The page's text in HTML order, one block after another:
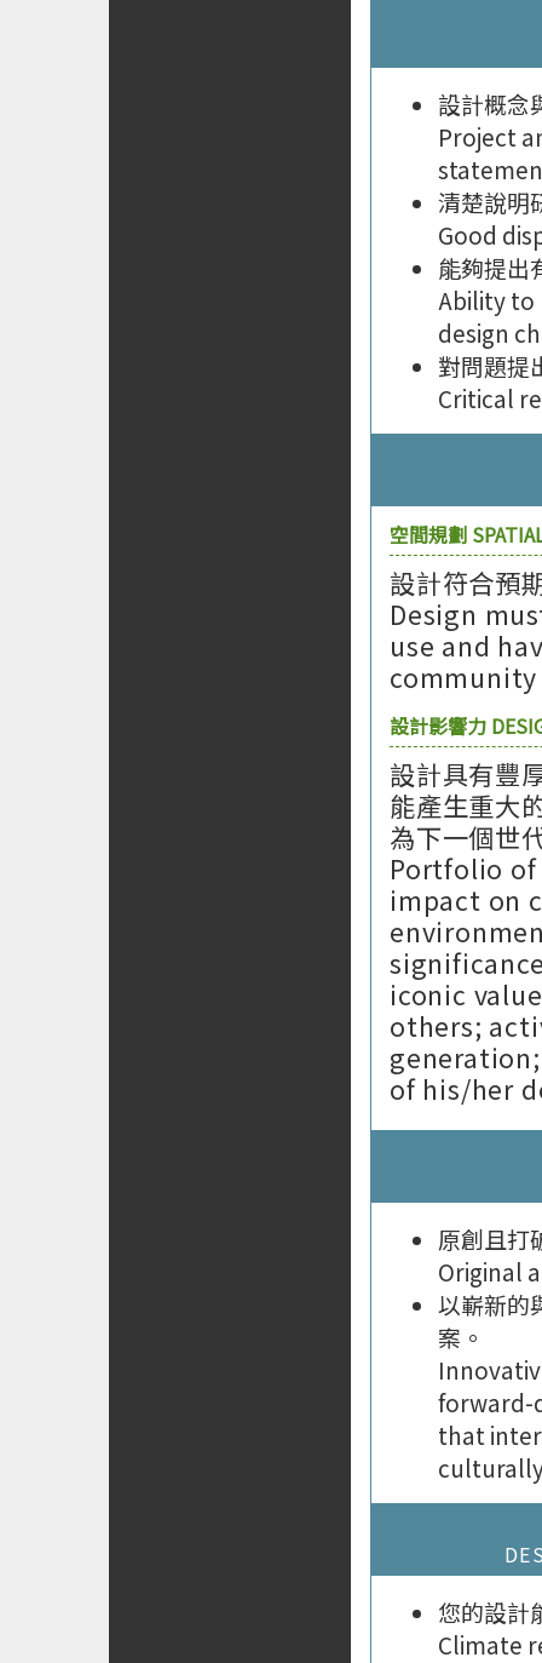
設計概念
Project
清楚說明
Good
能夠提出
Ability to
design
對問題提
Critical
空間規劃
設計符合預
Design
use and
community
設計影響力
設計具有豐
能產生重大
為下一個世
Portfolio
impact on
iconic
others;
of his/her
原創且打
Original
以嶄新的
案。
forward-
that
您的設計
Climate